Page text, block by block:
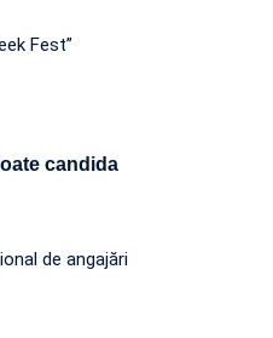
Fest”
candida
de angajări